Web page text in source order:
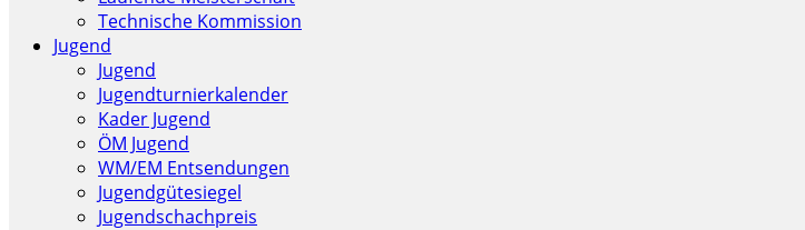
Technische Kommission
Jugend
Jugend
Jugendturnierkalender
Kader Jugend
ÖM Jugend
WM/EM Entsendungen
Jugendgütesiegel
Jugendschachpreis